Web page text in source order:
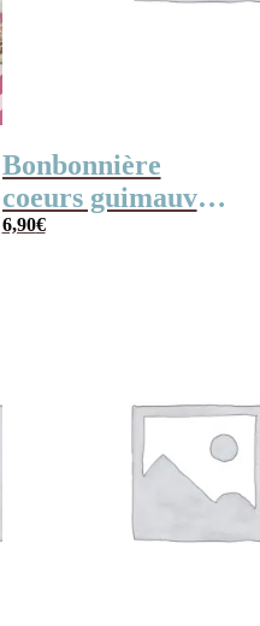
Bonbonnière
coeurs guimauve
x15 “Merci pour
6,90€